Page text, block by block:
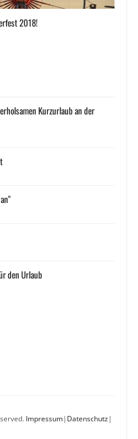
2018!
Kurzurlaub an der
den Urlaub
Impressum| Datenschutz|